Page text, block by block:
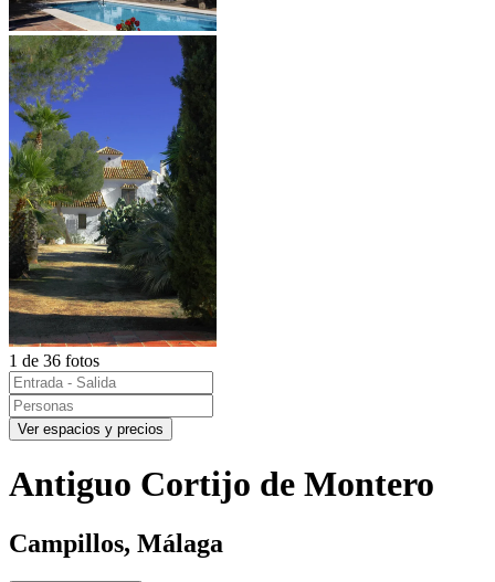
1 de 36 fotos
Ver espacios y precios
Antiguo Cortijo de Montero
Campillos, Málaga